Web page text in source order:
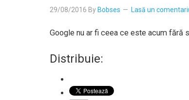
29/08/2016 By Bobses Lasă un
Google nu ar fi ceea ce este acum fără
Distribuie: